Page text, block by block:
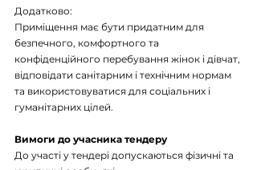
Додатково:
Приміщення має бути придатним для
безпечного, комфортного та
конфіденційного перебування жінок і дівчат,
відповідати санітарним і технічним нормам
та використовуватися для соціальних і
гуманітарних цілей.
Вимоги до учасника тендеру
До участі у тендері допускаються фізичні та